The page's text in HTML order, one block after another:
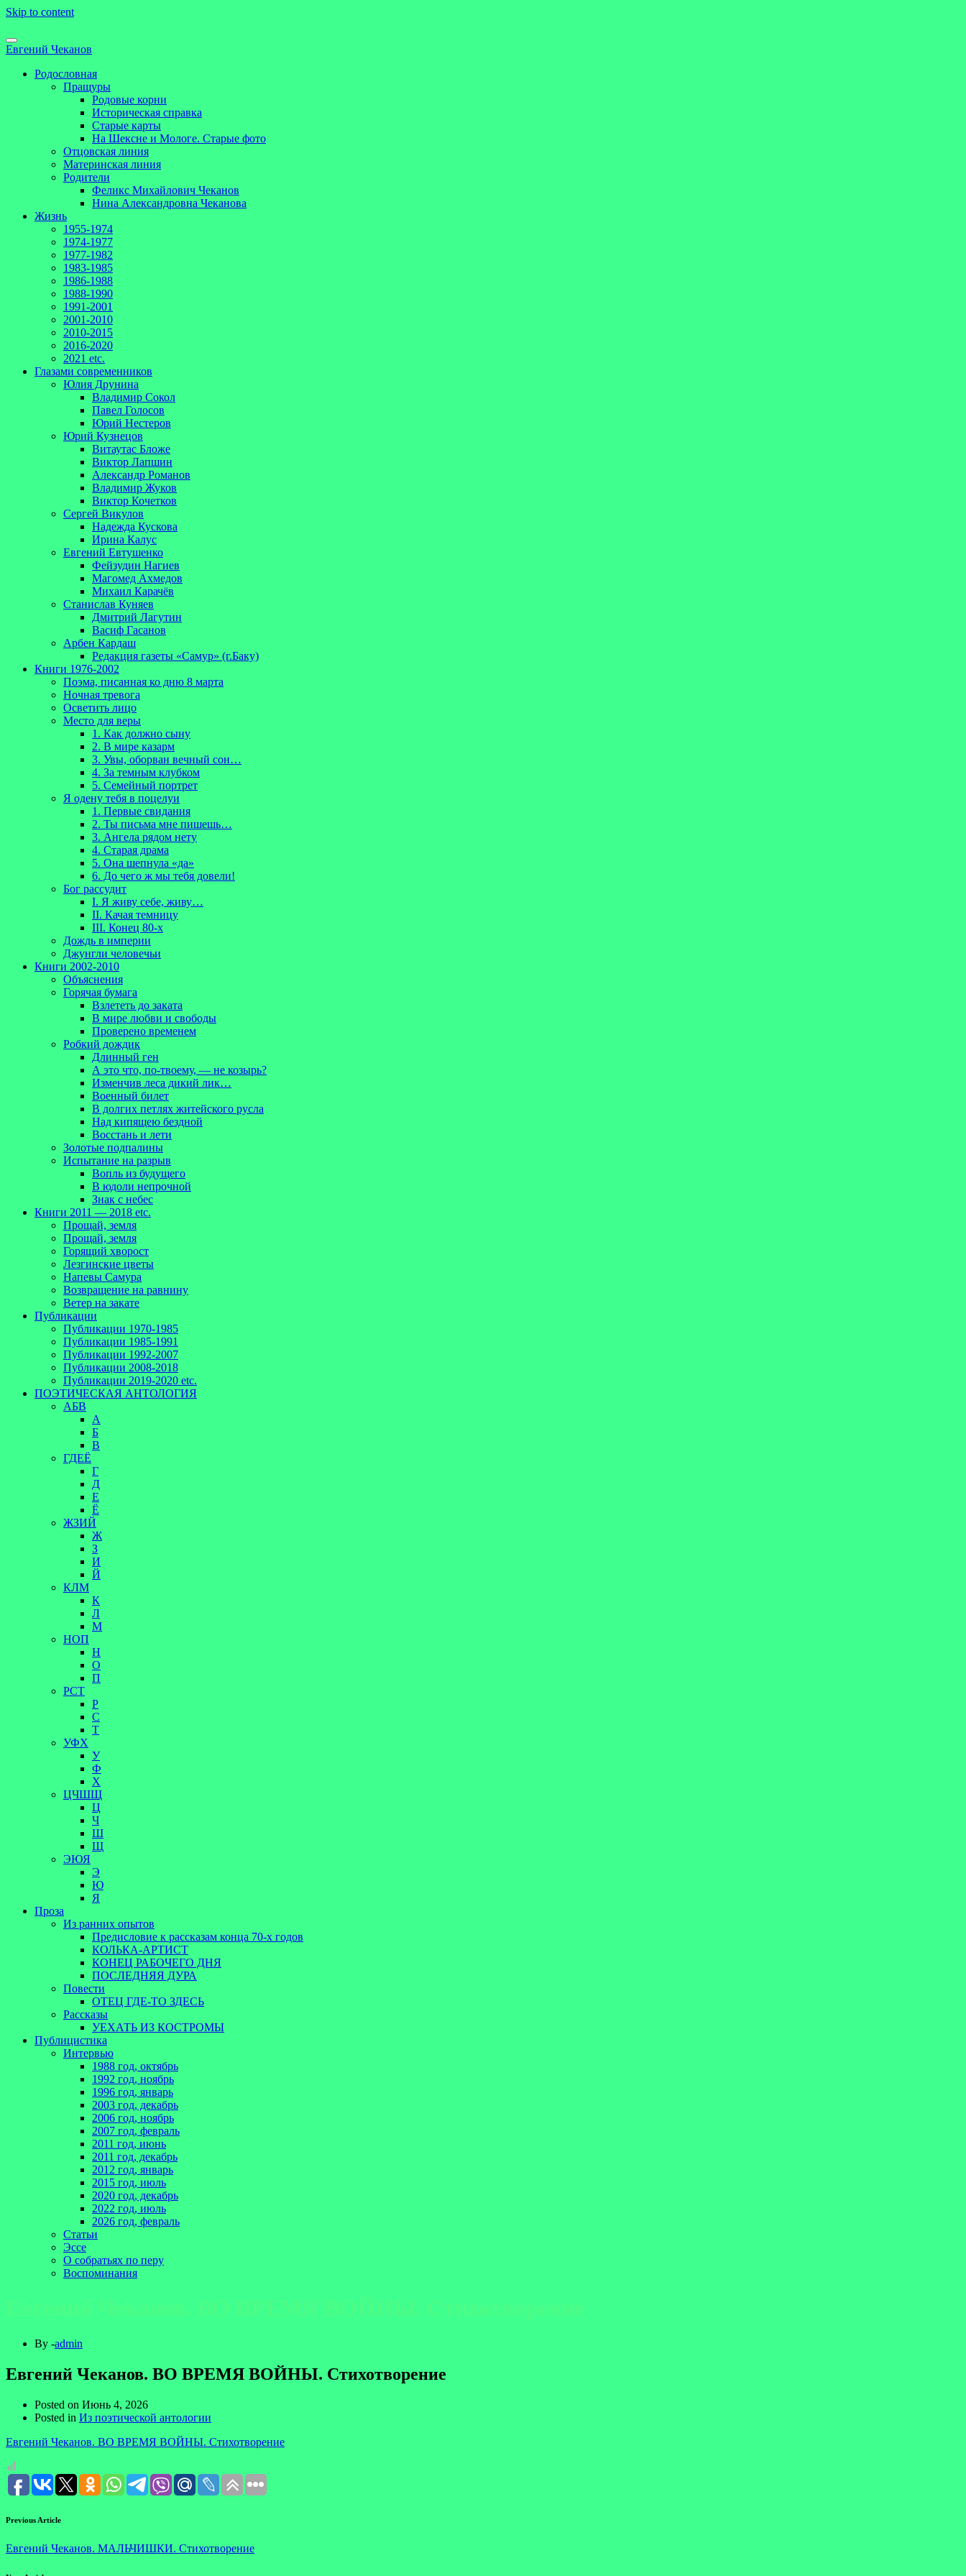
Skip to content
Евгений Чеканов
Родословная
Пращуры
Родовые корни
Историческая справка
Старые карты
На Шексне и Мологе. Старые фото
Отцовская линия
Материнская линия
Родители
Феликс Михайлович Чеканов
Нина Александровна Чеканова
Жизнь
1955-1974
1974-1977
1977-1982
1983-1985
1986-1988
1988-1990
1991-2001
2001-2010
2010-2015
2016-2020
2021 etc.
Глазами современников
Юлия Друнина
Владимир Сокол
Павел Голосов
Юрий Нестеров
Юрий Кузнецов
Витаутас Бложе
Виктор Лапшин
Александр Романов
Владимир Жуков
Виктор Кочетков
Сергей Викулов
Надежда Кускова
Ирина Калус
Евгений Евтушенко
Фейзудин Нагиев
Магомед Ахмедов
Михаил Карачёв
Станислав Куняев
Дмитрий Лагутин
Васиф Гасанов
Арбен Кардаш
Редакция газеты «Самур» (г.Баку)
Книги 1976-2002
Поэма, писанная ко дню 8 марта
Ночная тревога
Осветить лицо
Место для веры
1. Как должно сыну
2. В мире казарм
3. Увы, оборван вечный сон…
4. За темным клубком
5. Семейный портрет
Я одену тебя в поцелуи
1. Первые свидания
2. Ты письма мне пишешь…
3. Ангела рядом нету
4. Старая драма
5. Она шепнула «да»
6. До чего ж мы тебя довели!
Бог рассудит
I. Я живу себе, живу…
II. Качая темницу
III. Конец 80-х
Дождь в империи
Джунгли человечьи
Книги 2002-2010
Объяснения
Горячая бумага
Взлететь до заката
В мире любви и свободы
Проверено временем
Робкий дождик
Длинный ген
А это что, по-твоему, — не козырь?
Изменчив леса дикий лик…
Военный билет
В долгих петлях житейского русла
Над кипящею бездной
Восстань и лети
Золотые подпалины
Испытание на разрыв
Вопль из будущего
В юдоли непрочной
Знак с небес
Книги 2011 — 2018 etc.
Прощай, земля
Прощай, земля
Горящий хворост
Лезгинские цветы
Напевы Самура
Возвращение на равнину
Ветер на закате
Публикации
Публикации 1970-1985
Публикации 1985-1991
Публикации 1992-2007
Публикации 2008-2018
Публикации 2019-2020 etc.
ПОЭТИЧЕСКАЯ АНТОЛОГИЯ
АБВ
А
Б
В
ГДЕЁ
Г
Д
Е
Ё
ЖЗИЙ
Ж
З
И
Й
КЛМ
К
Л
М
НОП
Н
О
П
РСТ
Р
С
Т
УФХ
У
Ф
Х
ЦЧШЩ
Ц
Ч
Ш
Щ
ЭЮЯ
Э
Ю
Я
Проза
Из ранних опытов
Предисловие к рассказам конца 70-х годов
КОЛЬКА-АРТИСТ
КОНЕЦ РАБОЧЕГО ДНЯ
ПОСЛЕДНЯЯ ДУРА
Повести
ОТЕЦ ГДЕ-ТО ЗДЕСЬ
Рассказы
УЕХАТЬ ИЗ КОСТРОМЫ
Публицистика
Интервью
1988 год, октябрь
1992 год, ноябрь
1996 год, январь
2003 год, декабрь
2006 год, ноябрь
2007 год, февраль
2011 год, июнь
2011 год, декабрь
2012 год, январь
2015 год, июль
2020 год, декабрь
2022 год, июль
2026 год, февраль
Статьи
Эссе
О собратьях по перу
Воспоминания
By -admin
Евгений Чеканов. ВО ВРЕМЯ ВОЙНЫ. Стихотворение
Posted on Июнь 4, 2026
Posted in Из поэтической антологии
Евгений Чеканов. ВО ВРЕМЯ ВОЙНЫ. Стихотворение
Previous Article
Евгений Чеканов. МАЛЬЧИШКИ. Стихотворение